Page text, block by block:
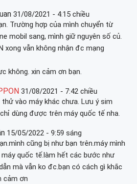
31/08/2021 - 4:15 chiều
Trường hợp của mình chuyển từ
mobil sang, mình giữ nguyên số củ.
xong vẫn không nhận đc mạng
không. xin cảm ơn bạn.
31/08/2021 - 7:42 chiều
thử vào máy khác chưa. Lưu ý sim
dùng được trên máy quốc tế nha.
15/05/2022 - 9:59 sáng
cũng bị như bạn trên.máy mình
máy quốc tế.làm hết các bước như
mà vẫn ko đc.bạn có cách gì khắc
cảm ơn